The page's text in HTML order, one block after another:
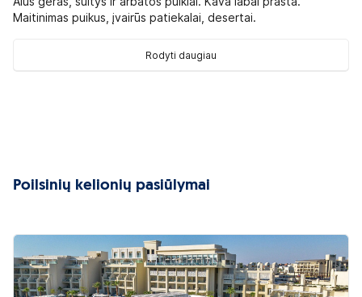
Maitinimas puikus, įvairūs patiekalai, desertai.
Rodyti daugiau
Poilsinių kelionių pasiūlymai